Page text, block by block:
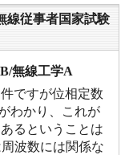
線従事者国家試験
無線工学A
ですが位相定数
わかり、これが
るということは
波数には関係な